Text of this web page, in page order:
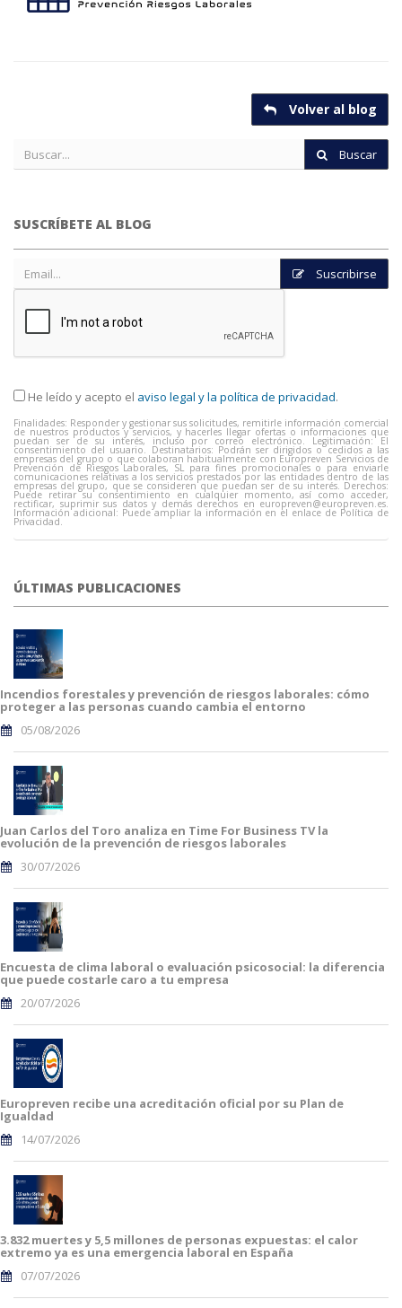
Volver al blog
Buscar
SUSCRÍBETE AL BLOG
Suscribirse
He leído y acepto el aviso legal y la política de privacidad.
Finalidades: Responder y gestionar sus solicitudes, remitirle información comercial
de nuestros productos y servicios, y hacerles llegar ofertas o informaciones que
puedan ser de su interés, incluso por correo electrónico. Legitimación: El
consentimiento del usuario. Destinatarios: Podrán ser dirigidos o cedidos a las
empresas del grupo o que colaboran habitualmente con Europreven Servicios de
Prevención de Riesgos Laborales, SL para fines promocionales o para enviarle
comunicaciones relativas a los servicios prestados por las entidades dentro de las
empresas del grupo, que se consideren que puedan ser de su interés. Derechos:
Puede retirar su consentimiento en cualquier momento, así como acceder,
rectificar, suprimir sus datos y demás derechos en europreven@europreven.es.
Información adicional: Puede ampliar la información en el enlace de Política de
Privacidad.
ÚLTIMAS PUBLICACIONES
Incendios forestales y prevención de riesgos laborales: cómo
proteger a las personas cuando cambia el entorno
05/08/2026
Juan Carlos del Toro analiza en Time For Business TV la
evolución de la prevención de riesgos laborales
30/07/2026
Encuesta de clima laboral o evaluación psicosocial: la diferencia
que puede costarle caro a tu empresa
20/07/2026
Europreven recibe una acreditación oficial por su Plan de
Igualdad
14/07/2026
3.832 muertes y 5,5 millones de personas expuestas: el calor
extremo ya es una emergencia laboral en España
07/07/2026